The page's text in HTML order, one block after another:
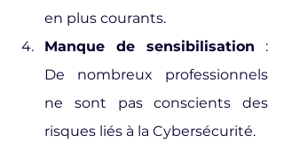
en plus courants.
Manque de sensibilisation :
De nombreux professionnels
ne sont pas conscients des
risques liés à la Cybersécurité.